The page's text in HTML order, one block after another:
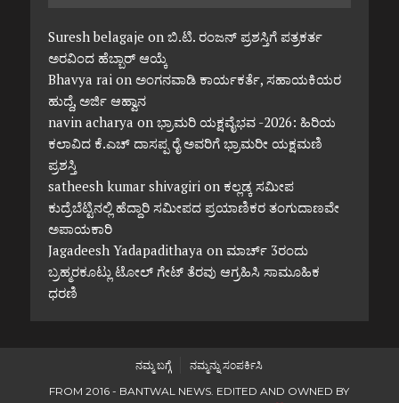
Suresh belagaje on ಬಿ.ಟಿ. ರಂಜನ್ ಪ್ರಶಸ್ತಿಗೆ ಪತ್ರಕರ್ತ
ಅರವಿಂದ ಹೆಬ್ಬಾರ್ ಆಯ್ಕೆ
Bhavya raion ಅಂಗನವಾಡಿ ಕಾರ್ಯಕರ್ತೆ, ಸಹಾಯಕಿಯರ
ಹುದ್ದೆ, ಅರ್ಜಿ ಆಹ್ವಾನ
navin acharya on ಭ್ರಾಮರಿ ಯಕ್ಷವೈಭವ -2026: ಹಿರಿಯ
ಕಲಾವಿದ ಕೆ.ಎಚ್ ದಾಸಪ್ಪ ರೈ ಅವರಿಗೆ ಭ್ರಾಮರೀ ಯಕ್ಷಮಣಿ
ಪ್ರಶಸ್ತಿ
satheesh kumar shivagirion ಕಲ್ಲಡ್ಕ ಸಮೀಪ
ಕುದ್ರೆಬೆಟ್ಟಿನಲ್ಲಿ ಹೆದ್ದಾರಿ ಸಮೀಪದ ಪ್ರಯಾಣಿಕರ ತಂಗುದಾಣವೇ
ಅಪಾಯಕಾರಿ
Jagadeesh Yadapadithaya on ಮಾರ್ಚ್ 3ರಂದು
ಬ್ರಹ್ಮರಕೂಟ್ಲು ಟೋಲ್ ಗೇಟ್ ತೆರವು ಆಗ್ರಹಿಸಿ ಸಾಮೂಹಿಕ
ಧರಣಿ
ನಮ್ಮ ಬಗ್ಗೆ
ನಮ್ಮನ್ನು ಸಂಪರ್ಕಿಸಿ
FROM 2016 - BANTWAL NEWS. EDITED AND OWNED BY